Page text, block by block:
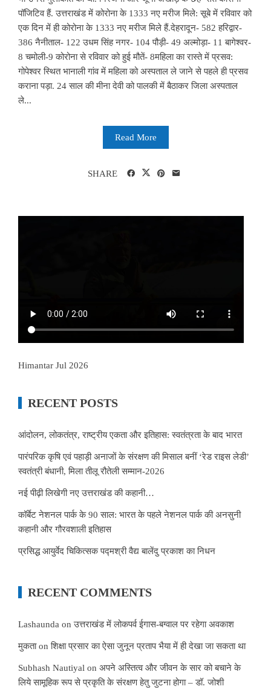
पॉजिटिव हैं. उत्तराखंड में कोरोना के 1333 नए मरीज मिले: सूबे में रविवार को
एक दिन में ही कोरोना के 1333 नए मरीज मिले हैं.देहरादून- 582 हरिद्वार-
386 नैनीताल- 122 उधम सिंह नगर- 104 पौड़ी- 49 अल्मोड़ा- 11 बागेश्वर-
8 चमोली-9 कोरोना से रविवार को हुई मौतें- 8महिला का रास्ते में प्रसव:
गोपेश्वर स्थित भानाली गांव में महिला को अस्पताल ले जाने से पहले ही प्रसव
कराना पड़ा. 24 साल की मीना देवी को पालकी में बैठाकर जिला अस्पताल
ले...
Read More
SHARE
Himantar Jul 2026
RECENT POSTS
आंदोलन, लोकतंत्र, राष्ट्रीय एकता और इतिहास: स्वतंत्रता के बाद भारत
पारंपरिक कृषि एवं पहाड़ी अनाजों के संरक्षण की मिसाल बनीं ‘रेड राइस लेडी’
स्वतंत्री बंधानी, मिला तीलू रौतेली सम्मान-2026
नई पीढ़ी लिखेगी नए उत्तराखंड की कहानी…
कॉर्बेट नेशनल पार्क के 90 साल: भारत के पहले नेशनल पार्क की अनसुनी
कहानी और गौरवशाली इतिहास
प्रसिद्ध आयुर्वेद चिकित्सक पद्मश्री वैद्य बालेंदु प्रकाश का निधन
RECENT COMMENTS
Lashaunda onउत्तराखंड में लोकपर्व ईगास-बग्वाल पर रहेगा अवकाश
मुकताonशिक्षा प्रसार का ऐसा जुनून प्रताप भैया में ही देखा जा सकता था
Subhash Nautiyal on अपने अस्तित्व और जीवन के सार को बचाने के
लिये सामूहिक रूप से प्रकृति के संरक्षण हेतु जुटना होगा – डॉ. जोशी